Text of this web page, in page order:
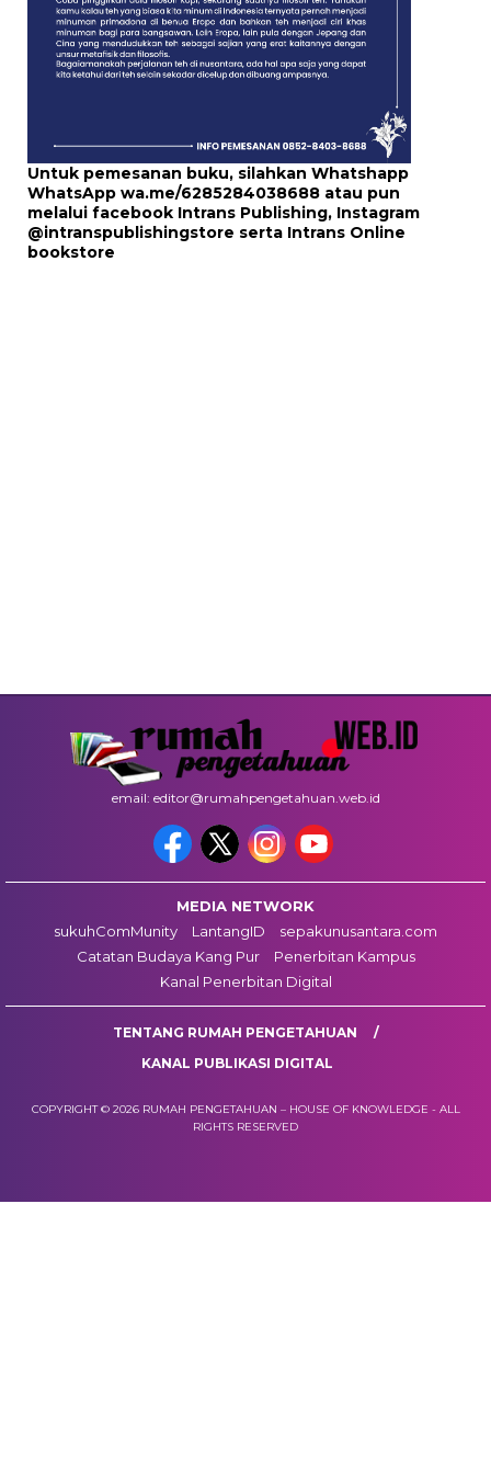
Untuk pemesanan buku, silahkan Whatshapp
WhatsApp wa.me/6285284038688 atau pun
melalui facebook Intrans Publishing, Instagram
@intranspublishingstore serta Intrans Online
bookstore
email: editor@rumahpengetahuan.web.id
MEDIA NETWORK
sukuhComMunity
LantangID
sepakunusantara.com
Catatan Budaya Kang Pur
Penerbitan Kampus
Kanal Penerbitan Digital
TENTANG RUMAH PENGETAHUAN
KANAL PUBLIKASI DIGITAL
COPYRIGHT © 2026 RUMAH PENGETAHUAN – HOUSE OF KNOWLEDGE - ALL
RIGHTS RESERVED